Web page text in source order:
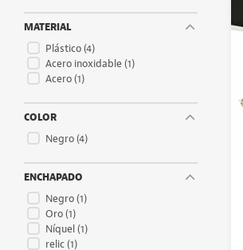
MATERIAL
Plástico(4)
Acero inoxidable(1)
Acero(1)
COLOR
Negro(4)
ENCHAPADO
Negro(1)
Oro(1)
Níquel(1)
relic(1)